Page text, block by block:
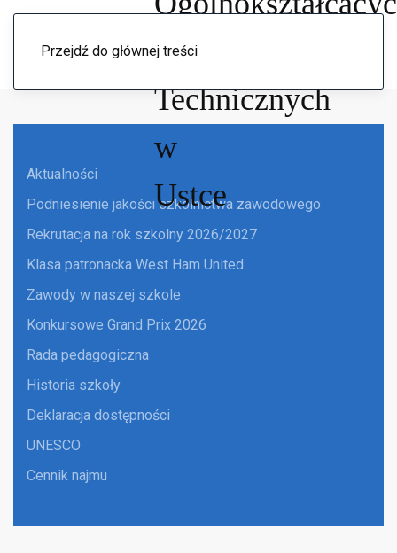
Przejdź do głównej treści
Menu
Aktualności
Podniesienie jakości szkolnictwa zawodowego
Rekrutacja na rok szkolny 2026/2027
Klasa patronacka West Ham United
Zawody w naszej szkole
Konkursowe Grand Prix 2026
Rada pedagogiczna
Historia szkoły
Deklaracja dostępności
UNESCO
Cennik najmu